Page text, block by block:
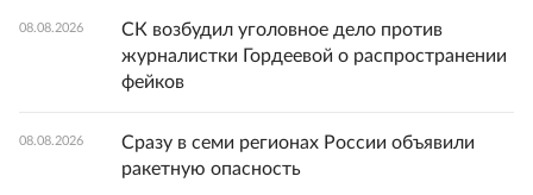
08.08.2026
СК возбудил уголовное дело против
журналистки Гордеевой о распространении
фейков
08.08.2026
Сразу в семи регионах России объявили
ракетную опасность